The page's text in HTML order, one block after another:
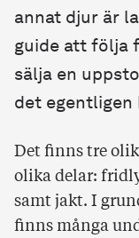
annat djur är
guide att följa
sälja en
det egentligen
Det finns tre
olika delar:
samt jakt. I
finns många